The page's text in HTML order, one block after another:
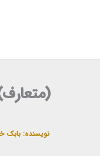
نویسنده: بابک